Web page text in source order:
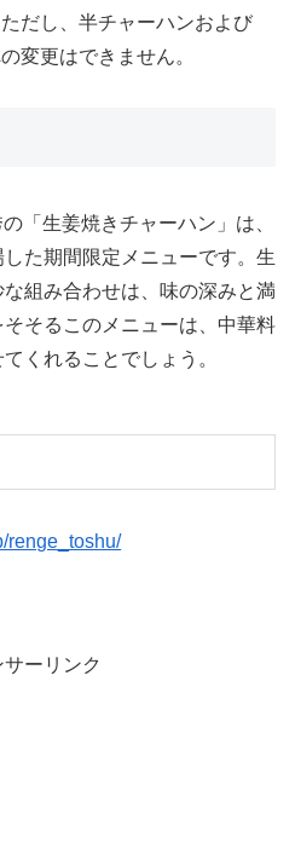
だし、半チャーハンおよび
変更はできません。
「生姜焼きチャーハン」は、
た期間限定メニューです。生
組み合わせは、味の深みと満
そるこのメニューは、中華料
くれることでしょう。
renge_toshu/
サーリンク